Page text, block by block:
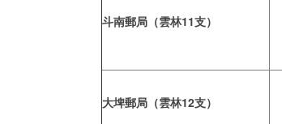
斗南郵局（雲林11支）
大埤郵局（雲林12支）